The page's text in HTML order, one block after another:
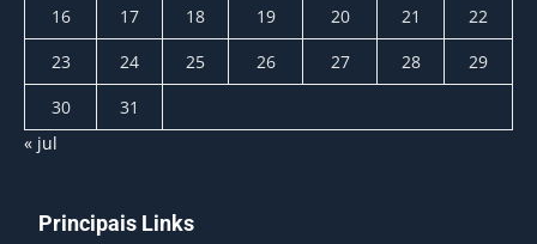
16
17 18 19 20 21
22
23
24 25 26 27 28
29
30
31
« jul
Principais Links